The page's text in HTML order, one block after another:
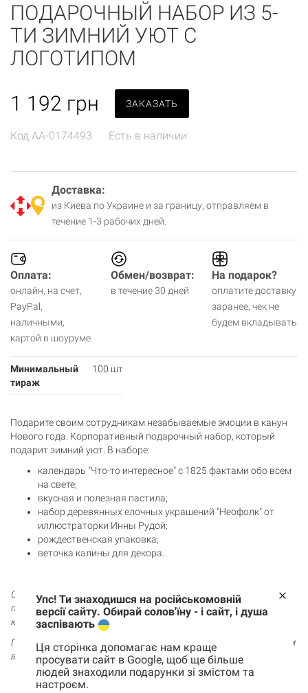
ПОДАРОЧНЫЙ НАБОР ИЗ 5-
ТИ ЗИМНИЙ УЮТ С
ЛОГОТИПОМ
1 192 грн ЗАКАЗАТЬ
Код AA-0174493 Есть в наличии
Доставка:
из Киева по Украине и за границу, отправляем в
течение 1-3 рабочих дней.
Оплата:
онлайн, на счет,
PayPal,
наличными,
картой в шоуруме.
Обмен/возврат:
в течение 30 дней
На подарок?
оплатите доставку
заранее, чек не
будем вкладывать
Минимальный
тираж
100 шт
Подарите своим сотрудникам незабываемые эмоции в канун
Нового года. Корпоративный подарочный набор, который
подарит зимний уют. В наборе:
календарь "Что-то интересное" с 1825 фактами обо всем
на свете;
вкусная и полезная пастила;
набор деревянных елочных украшений "Неофолк" от
иллюстраторки Инны Рудой;
рождественская упаковка;
веточка калины для декора.
Стоимость рассчитана на тираж от 100 шт. Для более точного
просчета сделайте запрос, оставив свою заявку менеджеру по
корпоративным заказам!
Подберем варианты, сделаем визуализацию, проконтролируем
все детали, отправим в любую точку планеты.
Телеграмм: +380 63 139 71 96,@giftycorporate
Упс! Ти знаходишся на російськомовній
версії сайту. Обирай солов'їну - і сайт, і душа
заспівають
Ця сторінка допомагає нам краще
просувати сайт в Google, щоб ще більше
людей знаходили подарунки зі змістом та
настроєм.